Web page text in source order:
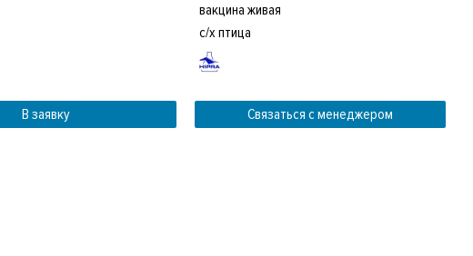
вакцина живая
с/х птица
В заявку Связаться с менеджером